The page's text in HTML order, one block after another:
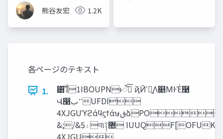
熊谷友宏 1.2K
各ページのテキスト
1.
͸͡Ίͯ1IBOUPNͱૺ۰ͯ͠ ҋӢʹಆ͍Λ௅ΜͰΈͨ࿩
Վ෣‫࠲ب‬UFDI
4XJGUϓϩάϥϛϯάษ‫ڧ‬ձPO
&;/&5‫۽‬୩༑޺ IUUQF[OFUKQ
4XJGU